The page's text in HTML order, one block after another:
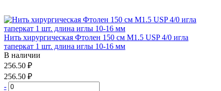
Нить хирургическая Фтолен 150 см М1.5 USP 4/0 игла
таперкат 1 шт. длина иглы 10-16 мм
В наличии
256.50 ₽
256.50 ₽
-